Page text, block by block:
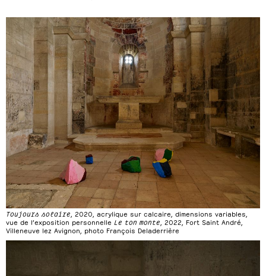
Toujours solaire , 2020, acrylique sur calcaire, dimensions variables,
vue de l’exposition personnelle Le ton monte , 2022, Fort Saint André,
Villeneuve lez Avignon, photo François Deladerrière